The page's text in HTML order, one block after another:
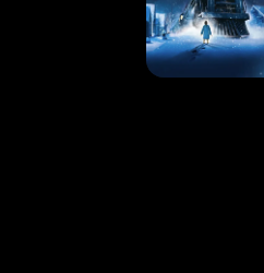
75%
6.6/10